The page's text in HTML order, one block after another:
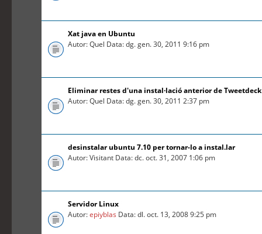
Xat java en Ubuntu
Autor: Quel Data: dg. gen. 30, 2011 9:16 pm
Eliminar restes d'una instal·lació anterior de Tweetdeck
Autor: Quel Data: dg. gen. 30, 2011 2:37 pm
desinstalar ubuntu 7.10 per tornar-lo a instal.lar
Autor: Visitant Data: dc. oct. 31, 2007 1:06 pm
Servidor Linux
Autor:epiyblas Data: dl. oct. 13, 2008 9:25 pm